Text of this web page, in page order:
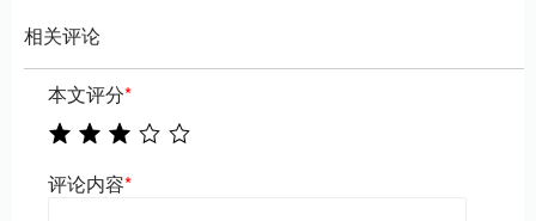
相关评论
本文评分*
评论内容*